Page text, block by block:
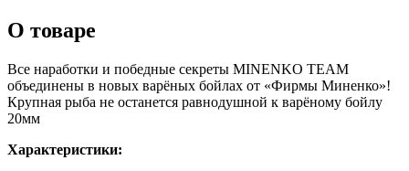
О товаре
Все наработки и победные секреты MINENKO TEAM
объединены в новых варёных бойлах от «Фирмы Миненко»!
Крупная рыба не останется равнодушной к варёному бойлу
20мм
Характеристики: